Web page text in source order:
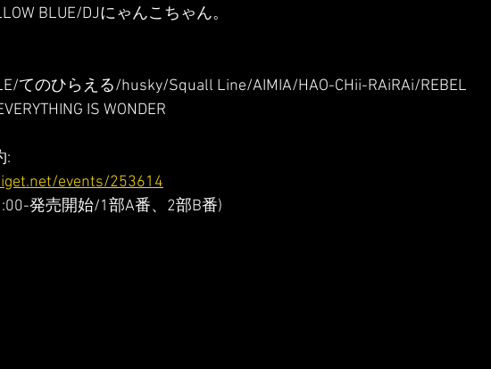
BLUE/DJにゃんこちゃん。
てのひらえる/husky/Squall Line/AIMIA/HAO-CHii-RAiRAi/REBEL
IS WONDER
:
events/253614
発売開始/1部A番、2部B番)